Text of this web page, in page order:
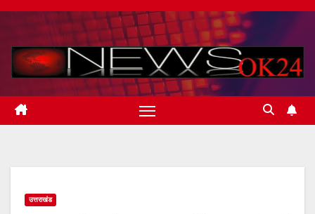
Skip
content
उत्तराखंड